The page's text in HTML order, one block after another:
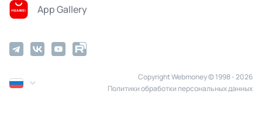
App Gallery
Copyright Webmoney © 1998 - 2026
Политики обработки персональных данных